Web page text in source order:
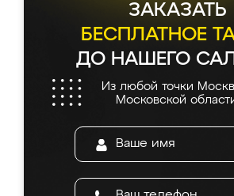
ЗАКАЗАТЬ
БЕСПЛАТНОЕ
ДО НАШЕГО
Из любой точки
Московской